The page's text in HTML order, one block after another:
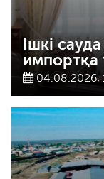
Ішкі
импортқа
04.08.2026,